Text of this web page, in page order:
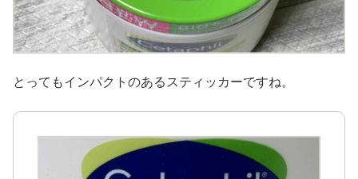
とってもインパクトのあるスティッカーですね。